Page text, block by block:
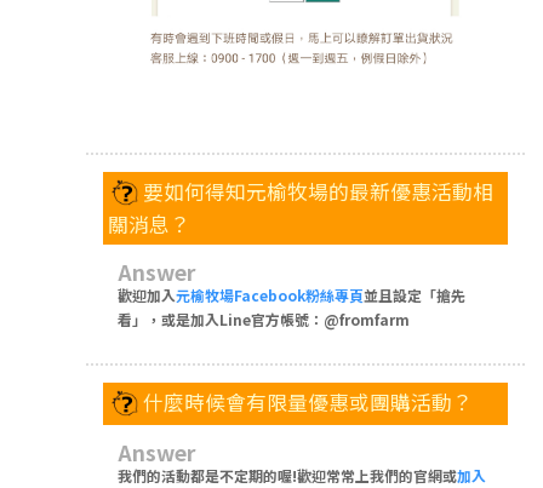
要如何得知元榆牧場的最新優惠活動相
關消息？
Answer
歡迎加入元榆牧場Facebook粉絲專頁並且設定「搶先
看」，或是加入Line官方帳號：@fromfarm
什麼時候會有限量優惠或團購活動？
Answer
我們的活動都是不定期的喔!歡迎常常上我們的官網或加入